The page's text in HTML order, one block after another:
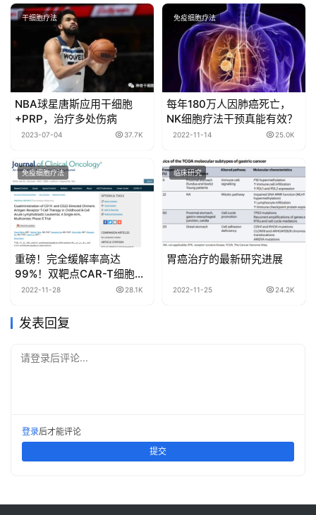
干细胞疗法
NBA球星唐斯应用干细胞
+PRP，治疗多处伤病
2023-07-04 37.7K
免疫细胞疗法
每年180万人因肺癌死亡，
NK细胞疗法干预真能有效？
2022-11-14 25.0K
免疫细胞疗法
重磅！完全缓解率高达
99%！双靶点CAR-T细胞治
疗中国二期临床试验结果登
2022-11-28 28.1K
临床研究
胃癌治疗的最新研究进展
2022-11-25 24.2K
发表回复
请登录后评论...
登录后才能评论
提交